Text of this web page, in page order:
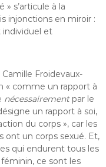
s’articule à la
injonctions en miroir :
individuel et
Camille Froidevaux-
« comme un rapport à
nécessairementpar le
un rapport à soi,
du corps », car les
ont un corps sexué. Et,
qui endurent tous les
ce sont les